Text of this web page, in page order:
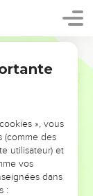
LES
», vous
(comme des
utilisateur) et
vos
dans
: